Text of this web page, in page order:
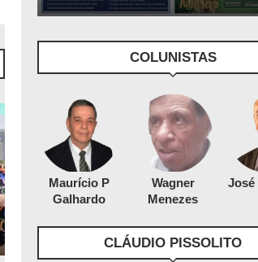
COLUNISTAS
Maurício P
Galhardo
Wagner
Menezes
José
CLÁUDIO PISSOLITO